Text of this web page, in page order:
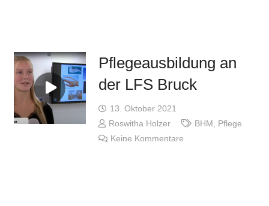
Pflegeausbildung an
der LFS Bruck
13. Oktober 2021
Roswitha Holzer
BHM , Pflege
Keine Kommentare